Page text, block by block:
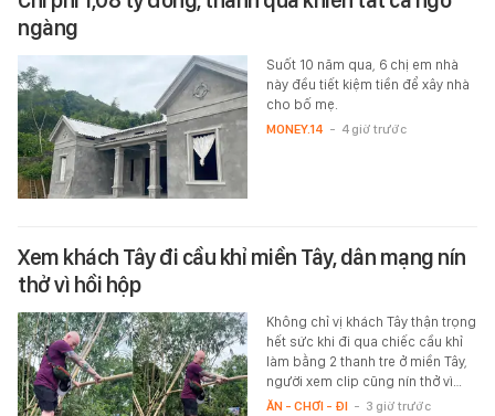
ngàng
Suốt 10 năm qua, 6 chị em nhà
này đều tiết kiệm tiền để xây nhà
cho bố mẹ.
MONEY.14 - 4 giờ trước
Xem khách Tây đi cầu khỉ miền Tây, dân mạng nín
thở vì hồi hộp
Không chỉ vị khách Tây thận trọng
hết sức khi đi qua chiếc cầu khỉ
làm bằng 2 thanh tre ở miền Tây,
người xem clip cũng nín thở vì…
ĂN - CHƠI - ĐI - 3 giờ trước